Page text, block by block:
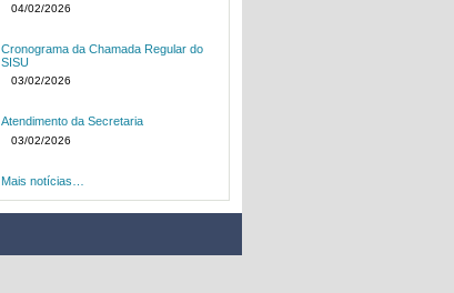
04/02/2026
Cronograma da Chamada Regular do
SISU
03/02/2026
Atendimento da Secretaria
03/02/2026
Mais notícias…